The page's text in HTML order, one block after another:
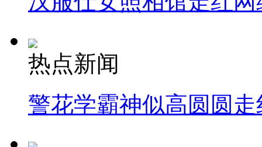
热点新闻
警花学霸神似高圆圆走